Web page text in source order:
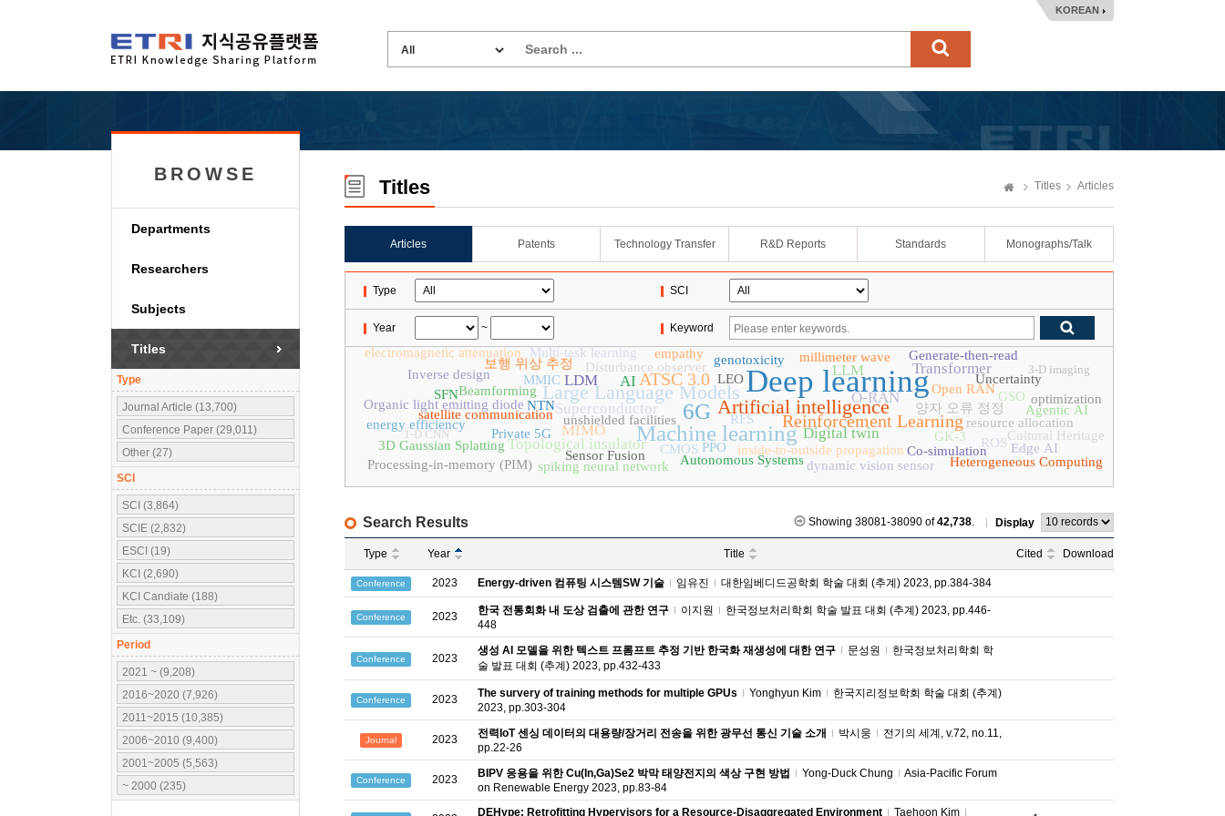
KOREAN
BROWSE
Departments
Researchers
Subjects
Titles
Type
Journal Article (13,700)
Conference Paper (29,011)
Other (27)
SCI
SCI (3,864)
SCIE (2,832)
ESCI (19)
KCI (2,690)
KCI Candiate (188)
Etc. (33,109)
Period
2021 ~ (9,208)
2016~2020 (7,926)
2011~2015 (10,385)
2006~2010 (9,400)
2001~2005 (5,563)
~ 2000 (235)
Titles Titles Articles
Articles Patents Technology Transfer R&D Reports Standards Monographs/Talk
Type SCI
Year ~ Keyword
Deep learning
6G
Machine learning
Large Language Models
Artificial intelligence
Reinforcement Learning
ATSC 3.0
MIMO
AI
Digital twin
LLM
Topological insulator
LDM
Transformer
O-RAN
Superconductor
Sensor Fusion
unshielded facilities
양자 오류 정정
Disturbance observer genotoxicity
Private 5G
MMIC
RFS
satellite communication
보행 위상 추정
Open RAN
inside-to-outside propagation
Autonomous Systems
Beamforming
spiking neural network
GK-3
Co-simulation
Organic light emitting diode
dynamic vision sensor
ROS
Uncertainty
Processing-in-memory (PIM)
resource allocation
Cultural Heritage
NTN
energy efficiency
PPO
CMOS
Heterogeneous Computing
millimeter wave
empathy
electromagnetic attenuation
SFN
3D Gaussian Splatting
Agentic AI
GSO
Generate-then-read
Inverse design
Edge AI
Multi-task learning
LEO
optimization
3-D imaging
1-D CNN
Search Results Showing 38081-38090 of42,738. Display
Type Year Title Cited Download
Conference 2023 Energy-driven 컴퓨팅 시스템SW 기술 임유진 대한임베디드공학회 학술 대회 (추계) 2023, pp.384-384
Conference 2023 한국 전통회화 내 도상 검출에 관한 연구 이지원
한국정보처리학회 학술 발표 대회 (추계) 2023, pp.446-
448
Conference 2023
생성 AI 모델을 위한 텍스트 프롬프트 추정 기반 한국화 재생성에 대한 연구 문성원
한국정보처리학회 학
술 발표 대회 (추계) 2023, pp.432-433
Conference 2023 The survery of training methods for multiple GPUs Yonghyun Kim
한국지리정보학회 학술 대회 (추계)
2023, pp.303-304
Journal 2023 전력IoT 센싱 데이터의 대용량/장거리 전송을 위한 광무선 통신 기술 소개 박시웅
전기의 세계, v.72, no.11,
pp.22-26
Conference 2023 BIPV 응용을 위한 Cu(In,Ga)Se2 박막 태양전지의 색상 구현 방법 Yong-Duck Chung
Asia-Pacific Forum
on Renewable Energy 2023, pp.83-84
DEHype: Retrofitting Hypervisors for a Resource-Disaggregated Environment Taehoon Kim